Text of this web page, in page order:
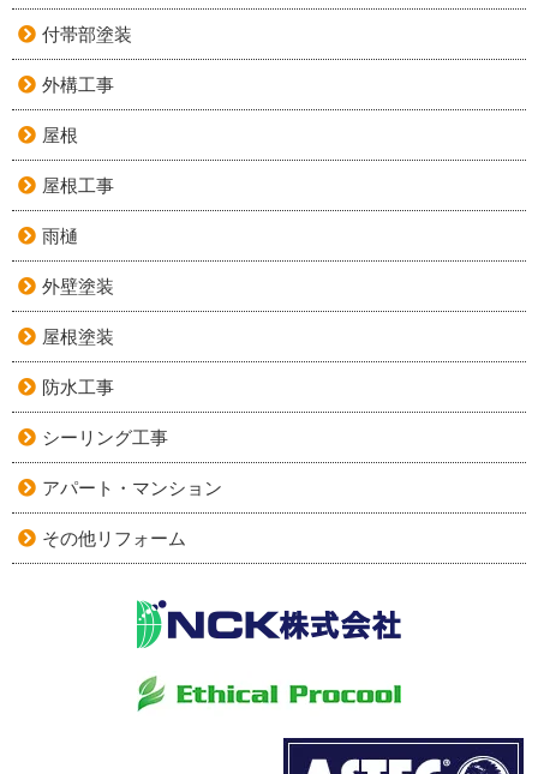
付帯部塗装
外構工事
屋根
屋根工事
雨樋
外壁塗装
屋根塗装
防水工事
シーリング工事
アパート・マンション
その他リフォーム